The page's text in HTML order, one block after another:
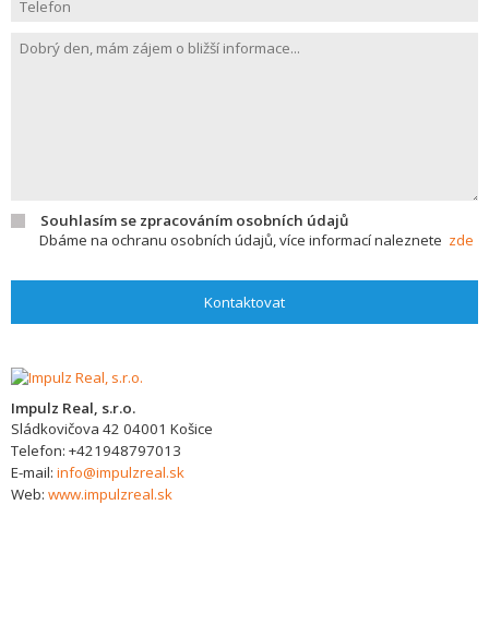
Souhlasím se zpracováním osobních údajů
Dbáme na ochranu osobních údajů, více informací naleznete zde
Kontaktovat
Impulz Real, s.r.o.
Sládkovičova 42 04001 Košice
Telefon: +421948797013
E-mail: info@impulzreal.sk
Web: www.impulzreal.sk